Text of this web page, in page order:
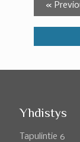
«
Yhdistys
Tapulintie 6